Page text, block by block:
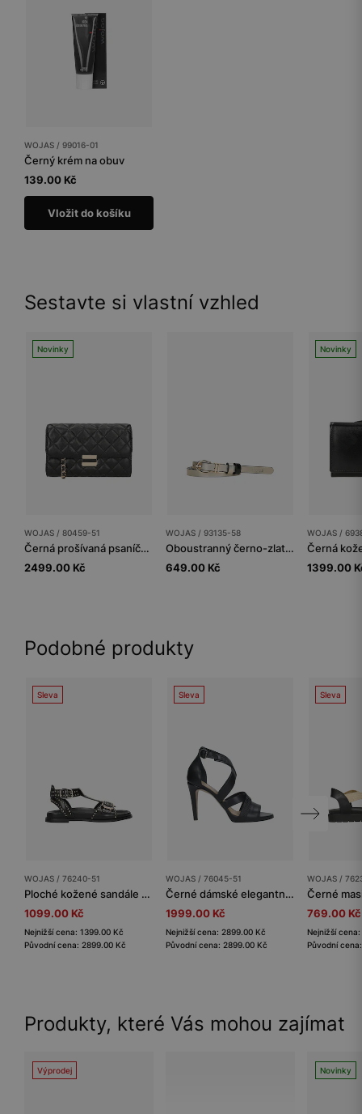
WOJAS / 99016-01
Černý krém na obuv
139.00 Kč
Vložit do košíku
Sestavte si vlastní vzhled
Novinky
WOJAS / 80459-51
Černá prošívaná psaníčko z lícové kůže
2499.00 Kč
WOJAS / 93135-58
Oboustranný černo-zlatý dámský pásek se zlatou přezkou
649.00 Kč
Novinky
WOJAS /
1399.00
Podobné produkty
Sleva
WOJAS / 76240-51
Ploché kožené sandále s dekorativním zakončením v podobě cvočků
1099.00 Kč
Nejnižší cena: 1399.00 Kč
Původní cena: 2899.00 Kč
Sleva
WOJAS / 76045-51
Černé dámské elegantní sandály z kvalitní kůže
1999.00 Kč
Nejnižší cena: 2899.00 Kč
Původní cena: 2899.00 Kč
Sleva
WOJAS /
769.00 Kč
Nejnižší
Původní
Produkty, které Vás mohou zajímat
Výprodej Novinky